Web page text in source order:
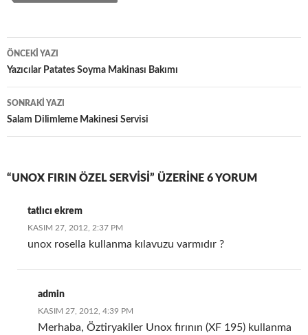
Yazı
dolaşımı
ÖNCEKI YAZI
Yazıcılar Patates Soyma Makinası Bakımı
SONRAKI YAZI
Salam Dilimleme Makinesi Servisi
“UNOX FIRIN ÖZEL SERVISI” ÜZERINE 6 YORUM
tatlıcı ekrem
KASIM 27, 2012, 2:37 PM
unox rosella kullanma kılavuzu varmıdır ?
admin
KASIM 27, 2012, 4:39 PM
Merhaba, Öztiryakiler Unox fırının (XF 195) kullanma